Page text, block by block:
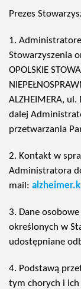
Prezes
1.
Stowarzyszenia
OPOLSKIE
ALZHEIMERA,
dalej
przetwarzania
2. Kontakt w
Administratora
mail:
3. Dane
określonych w
udostępniane
4. Podstawą
tym chorych i